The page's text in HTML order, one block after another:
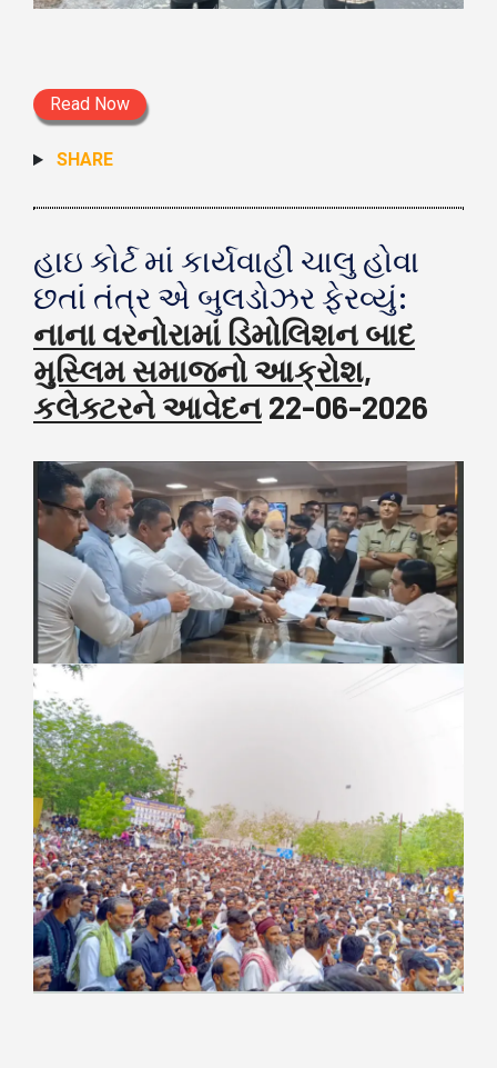
Read Now
SHARE
હાઇ કોર્ટ માં કાર્યવાહી ચાલુ હોવા
છતાં તંત્ર એ બુલડોઝર ફેરવ્યું:
નાના વરનોરામાં ડિમોલિશન બાદ
મુસ્લિમ સમાજનો આક્રોશ,
કલેક્ટરને આવેદન 22-06-2026